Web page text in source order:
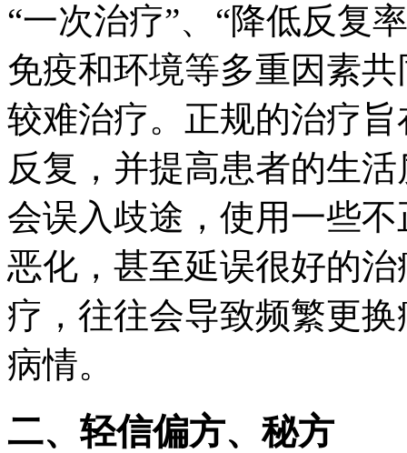
“一次治疗”、“降低反复
免疫和环境等多重因素
较难治疗。正规的治疗
反复，并提高患者的生
会误入歧途，使用一些
恶化，甚至延误很好的
疗，往往会导致频繁更
病情。
二、轻信偏方、秘方